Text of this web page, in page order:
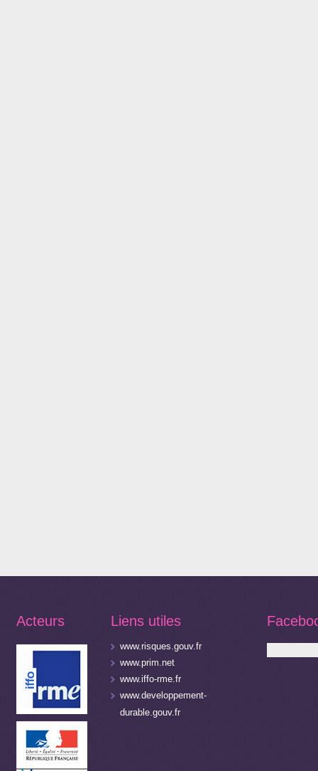
Acteurs Liens utiles
www.risques.gouv.fr
www.prim.net
www.iffo-rme.fr
www.developpement-
durable.gouv.fr